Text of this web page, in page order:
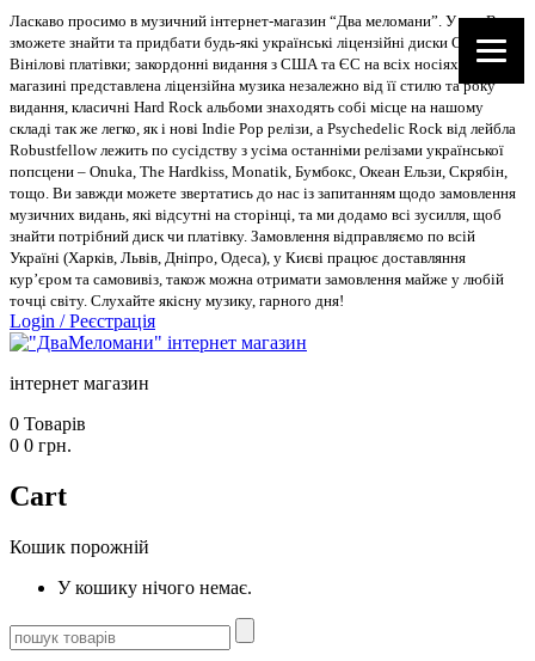
Ласкаво просимо в музичний інтернет-магазин “Два меломани”. У нас Ви
зможете знайти та придбати будь-які українські ліцензійні диски CD, DVD,
Вінілові платівки; закордонні видання з США та ЄС на всіх носіях. В
магазині представлена ліцензійна музика незалежно від її стилю та року
видання, класичні Hard Rock альбоми знаходять собі місце на нашому
складі так же легко, як і нові Indie Pop релізи, а Psychedelic Rock від лейбла
Robustfellow лежить по сусідству з усіма останніми релізами української
попсцени – Onuka, The Hardkiss, Monatik, Бумбокс, Океан Ельзи, Скрябін,
тощо. Ви завжди можете звертатись до нас із запитанням щодо замовлення
музичних видань, які відсутні на сторінці, та ми додамо всі зусилля, щоб
знайти потрібний диск чи платівку. Замовлення відправляємо по всій
Україні (Харків, Львів, Дніпро, Одеса), у Києві працює доставляння
кур’єром та самовивіз, також можна отримати замовлення майже у любій
точці світу. Слухайте якісну музику, гарного дня!
Login /Реєстрація
інтернет магазин
0 Товарів
0 0 грн.
Cart
Кошик порожній
У кошику нічого немає.